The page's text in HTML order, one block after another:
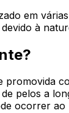
em
à
promovida
pelos a
ocorrer